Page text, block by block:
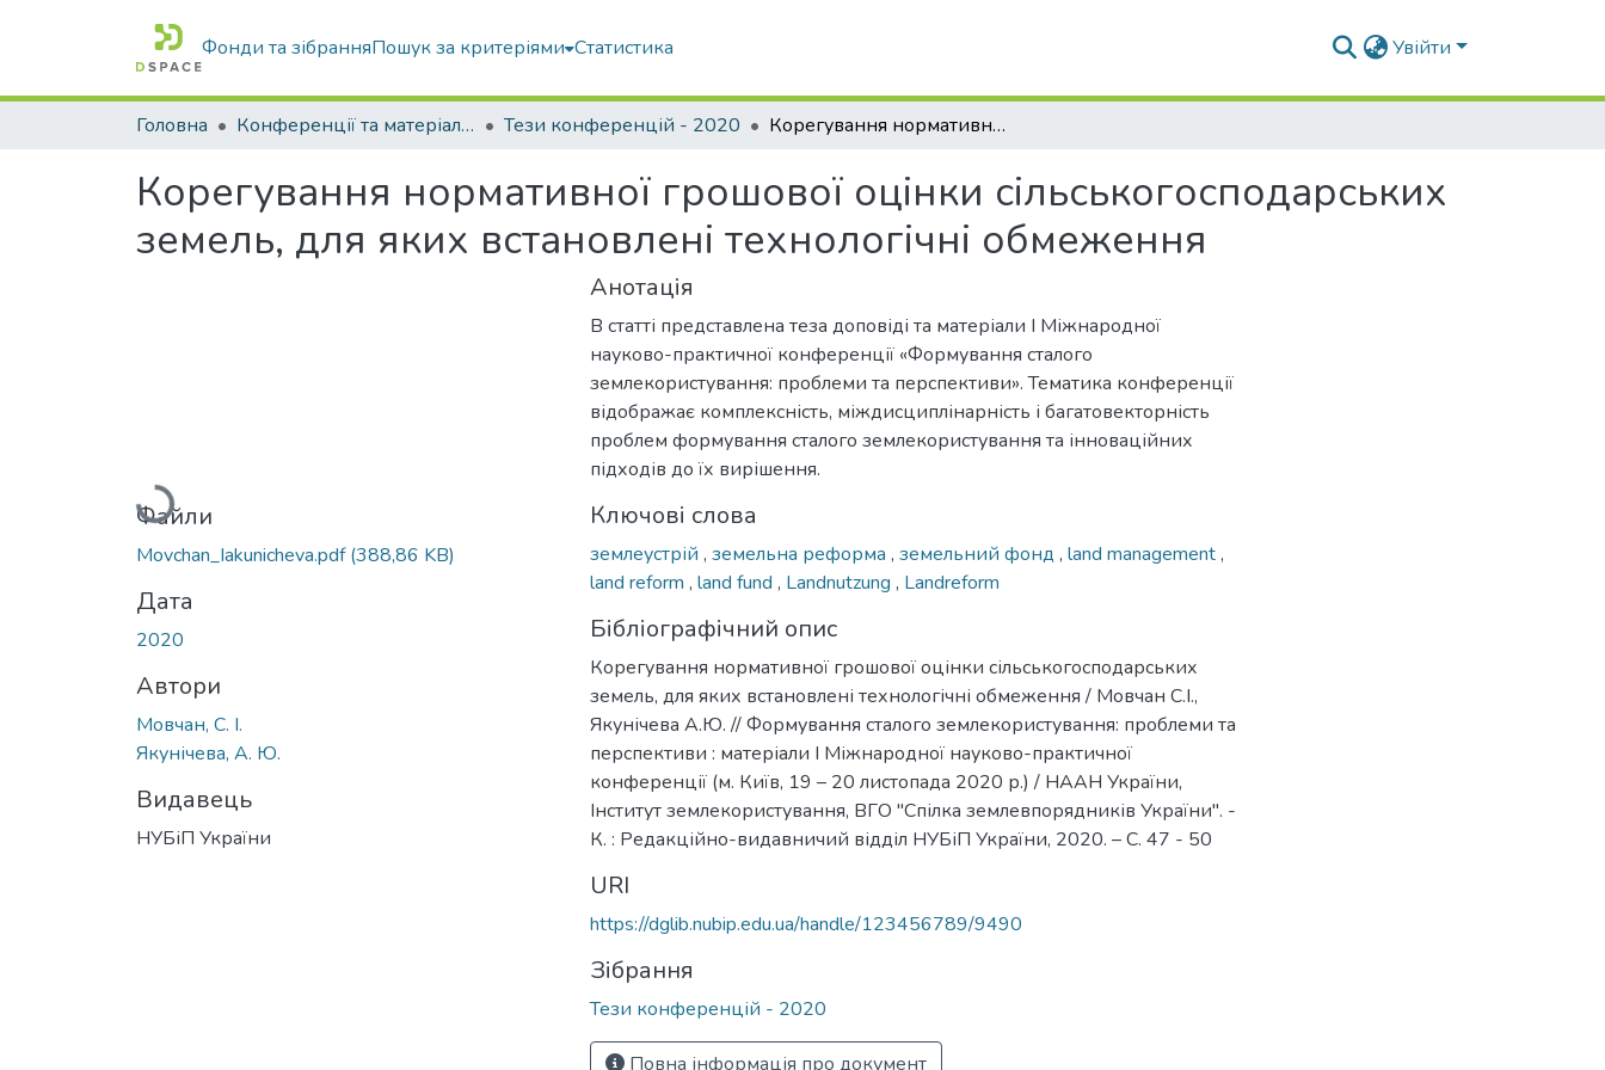
Фонди та зібранняПошук за критеріями Статистика Увійти
Головна Конференції та матеріали конференцій Тези конференцій - 2020 Корегування нормативної грошової оцінки сільськогосподарських земель, для яких встановлені технологічні обмеження
Корегування нормативної грошової оцінки сільськогосподарських
земель, для яких встановлені технологічні обмеження
Вантажиться...
Файли
Movchan_Iakunicheva.pdf(388,86 KB)
Дата
2020
Автори
Мовчан, С. І.
Якунічева, А. Ю.
Видавець
НУБіП України
Анотація
В статті представлена теза доповіді та матеріали І Міжнародної
науково-практичної конференції «Формування сталого
землекористування: проблеми та перспективи». Тематика конференції
відображає комплексність, міждисциплінарність і багатовекторність
проблем формування сталого землекористування та інноваційних
підходів до їх вирішення.
Ключові слова
землеустрій , земельна реформа , земельний фонд , land management,
land reform , land fund , Landnutzung , Landreform
Бібліографічний опис
Корегування нормативної грошової оцінки сільськогосподарських
земель, для яких встановлені технологічні обмеження / Мовчан С.І.,
Якунічева А.Ю. // Формування сталого землекористування: проблеми та
перспективи : матеріали І Міжнародної науково-практичної
конференції (м. Київ, 19 – 20 листопада 2020 р.) / НААН України,
Інститут землекористування, ВГО "Спілка землевпорядників України". -
К. : Редакційно-видавничий відділ НУБіП України, 2020. – С. 47 - 50
URI
https://dglib.nubip.edu.ua/handle/123456789/9490
Зібрання
Тези конференцій - 2020
Повна інформація про документ